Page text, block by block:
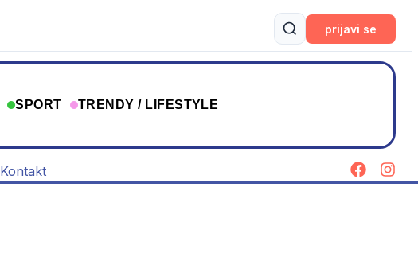
prijavi se
SPORT TRENDY / LIFESTYLE
Kontakt